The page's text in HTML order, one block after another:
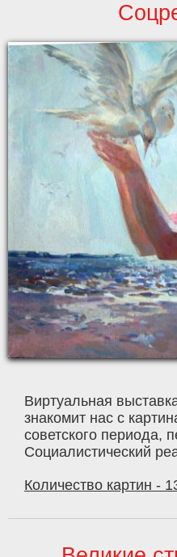
Виртуальная
знакомит нас с
советского периода,
Социалистический
Количество картин -